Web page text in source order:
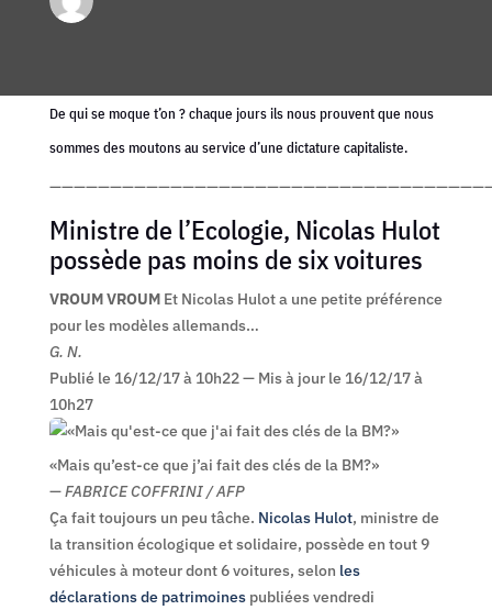
De qui se moque t’on ? chaque jours ils nous prouvent que nous
sommes des moutons au service d’une dictature capitaliste.
Ministre de l’Ecologie, Nicolas Hulot
possède pas moins de six voitures
VROUM VROUM Et Nicolas Hulot a une petite préférence
pour les modèles allemands…
G. N.
Publié le 16/12/17 à 10h22— Mis à jour le 16/12/17 à
10h27
«Mais qu’est-ce que j’ai fait des clés de la BM?»
—FABRICE COFFRINI / AFP
Ça fait toujours un peu tâche. Nicolas Hulot, ministre de
la transition écologique et solidaire, possède en tout 9
véhicules à moteur dont 6 voitures, selon les
déclarations de patrimoinespubliées vendredi